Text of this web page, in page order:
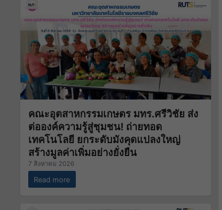
คณะอุตสาหกรรมเกษตร มทร.ศรีวิชัย ส่ง
ต่อองค์ความรู้สู่ชุมชน! ถ่ายทอด
เทคโนโลยี ยกระดับมังคุดแปลงใหญ่
สร้างมูลค่าเพิ่มอย่างยั่งยืน
7 สิงหาคม 2026
Read more